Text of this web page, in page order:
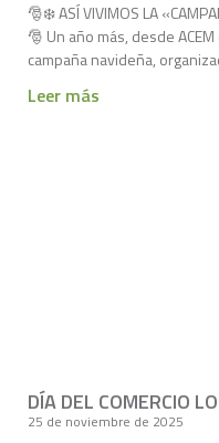
🎅❄️ ASÍ VIVIMOS LA
🎅 Un año más, desde
campaña navideña,
Leer más
DÍA DEL COMERCIO
25 de noviembre de 2025